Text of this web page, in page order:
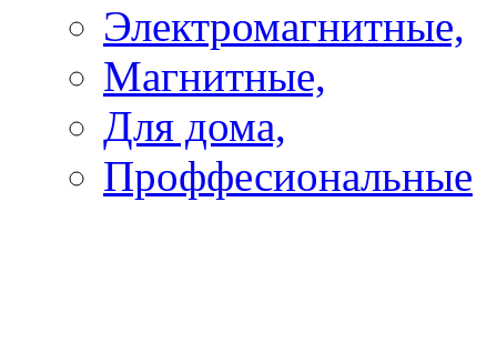
Электромагнитные,
Магнитные,
Для дома,
Проффесиональные